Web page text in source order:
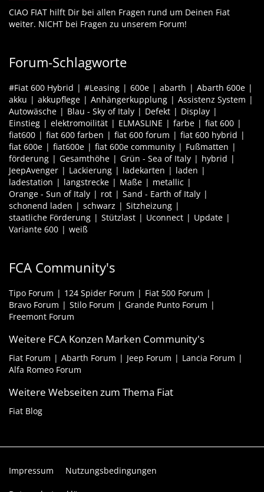
CIAO FIAT hilft Dir bei allen Fragen rund um Deinen Fiat
weiter. NICHT bei Fragen zu unserem Forum!
Forum-Schlagworte
#Fiat 600 Hybrid #Leasing 600e abarth
Abarth 600e
akku
akkupflege Anhängerkupplung
Assistenz System
Autowäsche
Blau - Sky of Italy Defekt
Display
Einstieg
elektromoilität ELMASLINE farbe
fiat 600
fiat600
fiat 600 farben fiat 600 forum
fiat 600 hybrid
fiat 600e
fiat600e fiat 600e community
Fußmatten
förderung
Gesamthöhe Grün - Sea of Italy
hybrid
JeepAvenger
Lackierung ladekarten
laden
ladestation
langstrecke Maße
metallic
Orange - Sun of Italy
rot
Sand - Earth of Italy
schonend laden
schwarz
Sitzheizung
staatliche Förderung
Stützlast Uconnect
Update
Variante 600
weiß
FCA Community's
Tipo Forum 124 Spider Forum
Fiat 500 Forum
Bravo Forum
Stilo Forum
Grande Punto Forum
Freemont Forum
Weitere FCA Konzen Marken Community's
Fiat Forum Abarth Forum Jeep Forum
Lancia Forum
Alfa Romeo Forum
Weitere Webseiten zum Thema Fiat
Fiat Blog
Impressum Nutzungsbedingungen